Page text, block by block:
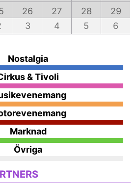
26 27 28
29
3 4 5 6
Nostalgia
& Tivoli
Marknad
Övriga